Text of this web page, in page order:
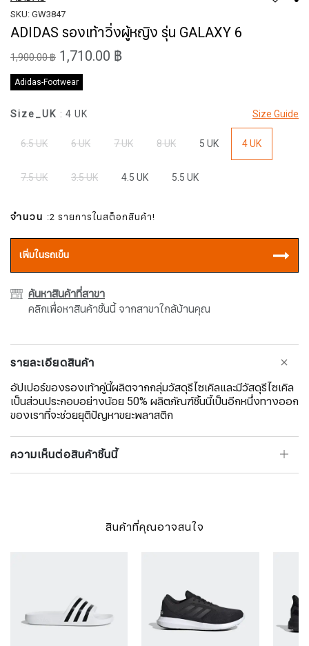
SKU: GW3847
ADIDAS รองเท้าวิ่งผู้หญิง รุ่น GALAXY 6
1,900.00 ฿ 1,710.00 ฿
Adidas-Footwear
Size Guide
Size_UK : 4 UK
6.5 UK 6 UK 7 UK 8 UK 5 UK 4 UK
7.5 UK 3.5 UK 4.5 UK 5.5 UK
จำนวน :2 รายการในสต็อกสินค้า!
เพิ่มในรถเข็น
ค้นหาสินค้าที่สาขา
คลิกเพื่อหาสินค้าชิ้นนี้ จากสาขาใกล้บ้านคุณ
รายละเอียดสินค้า
อัปเปอร์ของรองเท้าคู่นี้ผลิตจากกลุ่มวัสดุรีไซเคิลและมีวัสดุรีไซเคิล
เป็นส่วนประกอบอย่างน้อย 50% ผลิตภัณฑ์ชิ้นนี้เป็นอีกหนึ่งทางออก
ของเราที่จะช่วยยุติปัญหาขยะพลาสติก
ความเห็นต่อสินค้าชิ้นนี้
สินค้าที่คุณอาจสนใจ